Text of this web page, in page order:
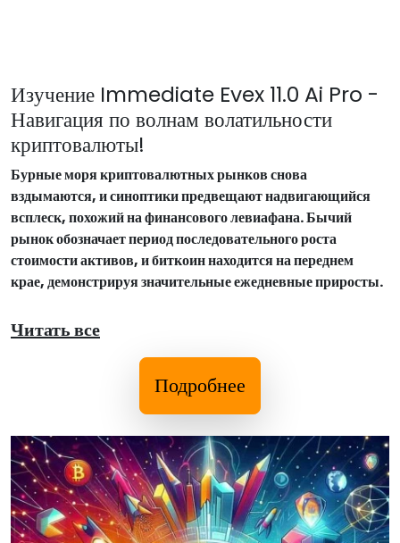
Изучение Immediate Evex 11.0 Ai Pro -
Навигация по волнам волатильности
криптовалюты!
Бурные моря криптовалютных рынков снова
вздымаются, и синоптики предвещают надвигающийся
всплеск, похожий на финансового левиафана. Бычий
рынок обозначает период последовательного роста
стоимости активов, и биткоин находится на переднем
крае, демонстрируя значительные ежедневные приросты.
Читать все
Подробнее